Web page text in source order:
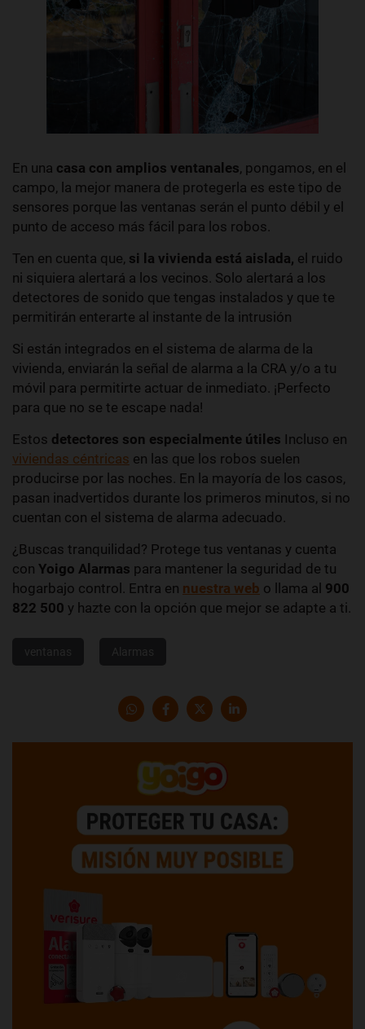
En una casa con amplios ventanales, pongamos, en el
campo, la mejor manera de protegerla es este tipo de
sensores porque las ventanas serán el punto débil y el
punto de acceso más fácil para los robos.
Ten en cuenta que, si la vivienda está aislada, el ruido
ni siquiera alertará a los vecinos. Solo alertará a los
detectores de sonido que tengas instalados y que te
permitirán enterarte al instante de la intrusión
Si están integrados en el sistema de alarma de la
vivienda, enviarán la señal de alarma a la CRA y/o a tu
móvil para permitirte actuar de inmediato. ¡Perfecto
para que no se te escape nada!
Estos detectores son especialmente útiles Incluso en
viviendas céntricas en las que los robos suelen
producirse por las noches. En la mayoría de los casos,
pasan inadvertidos durante los primeros minutos, si no
cuentan con el sistema de alarma adecuado.
¿Buscas tranquilidad? Protege tus ventanas y cuenta
con Yoigo Alarmas para mantener la seguridad de tu
hogarbajo control. Entra en nuestra web o llama al 900
822 500 y hazte con la opción que mejor se adapte a ti.
ventanas Alarmas